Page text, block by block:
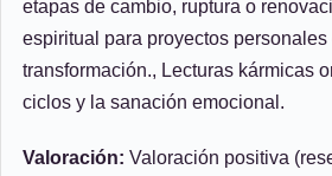
etapas de cambio, ruptura o
espiritual para proyectos
transformación., Lecturas kármicas
ciclos y la sanación emocional.
Valoración: Valoración positiva